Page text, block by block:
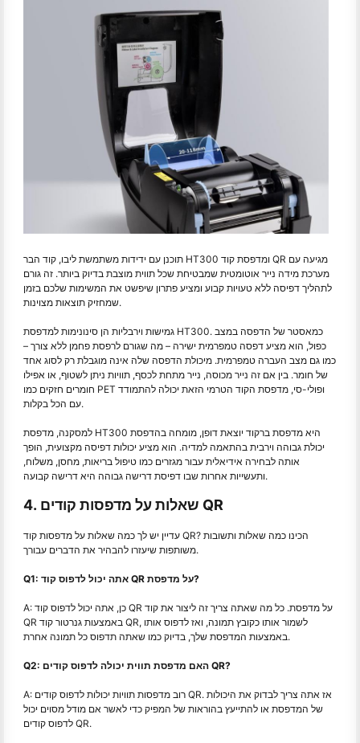
תוכנן עם ידידות משתמשת ליבו, קוד הבר HT300 ומדפסת קוד QR מגיעה עם
מערכת מידה נייר אוטומטית שמבטיחת שכל תווית מוצבת בדיוק ביותר. זה גורם
לתהליך דפיסה ללא טעויות קבוע ומציע פתרון שיפשט את המשימות שלכם בזמן
שמחזיק תוצאות מצוינות.
גמישות וירבליות הן סינונימות למדפסת HT300. כמאסטר של הדפסה במצב
כפול, הוא מציע דפסה טמפרמית ישירה – מה שגורם לרפסת פחמן ללא צורך –
כמו גם מצב העברה טמפרמית. מיכולת הדפסה שלה אינה מוגבלת רק לסוג אחד
של חומר. בין אם זה נייר מכוסה, נייר מתחת לכסף, תוויות ניתן לשטוף, או אפילו
חומרים חזקים כמו PET ופולי-סי, מדפסת הקוד הטרמי הזאת יכולה להתמודד
עם הכל בקלות.
למסקנה, מדפסת HT300 היא מדפסת ברקוד יוצאת דופן, מומחה בהדפסת
יכולת גבוהה וירבית בהתאמה למדיה. הוא מציע יכולות דפיסה מקצועית, הופך
אותה לבחירה אידיאלית עבור מגזרים כמו טיפול בריאות, מחסן, משלוח,
ותעשייות אחרות שבו דפיסת דרישה גבוהה היא דרישה קבועה.
4. שאלות על מדפסות קודים QR
עדיין יש לך כמה שאלות על מדפסות קוד QR? הכינו כמה שאלות ותשובות
משותפות שיעזרו להבהיר את הדברים עבורך.
Q1: אתה יכול לדפוס קוד QR על מדפסת?
A: כן, אתה יכול לדפוס קוד QR על מדפסת. כל מה שאתה צריך זה ליצור את קוד
QR באמצעות גנרטור קוד QR, לשמור אותו כקובץ תמונה, ואז לדפוס אותו
באמצעות המדפסת שלך, בדיוק כמו שאתה תדפוס כל תמונה אחרת.
Q2: האם מדפסת תווית יכולה לדפוס קודים QR?
A: רוב מדפסות תוויות יכולות לדפוס קודים QR. אז אתה צריך לבדוק את היכולות
של המדפסת או להתייעץ בהוראות של המפיק כדי לאשר אם מודל מסוים יכול
לדפוס קודים QR.